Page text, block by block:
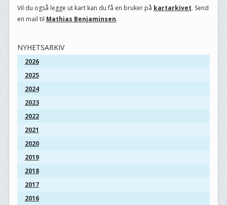
Vil du også legge ut kart kan du få en bruker på kartarkivet. Send
en mail til Mathias Benjaminsen.
NYHETSARKIV
2026
2025
2024
2023
2022
2021
2020
2019
2018
2017
2016